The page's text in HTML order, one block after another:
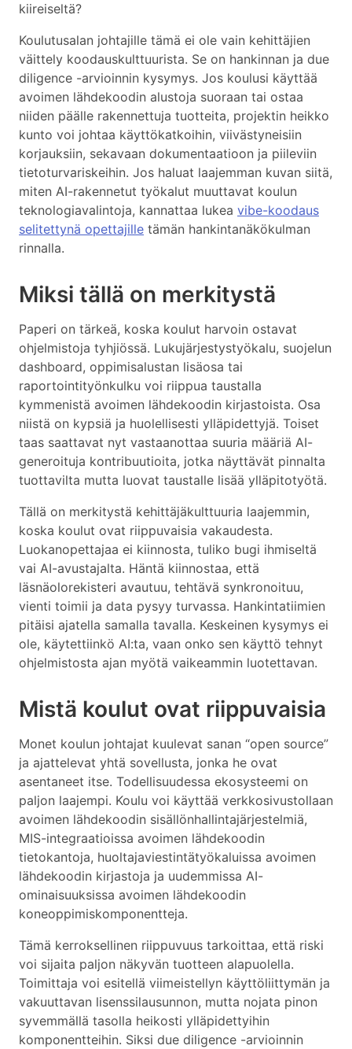
kiireiseltä?
Koulutusalan johtajille tämä ei ole vain kehittäjien
väittely koodauskulttuurista. Se on hankinnan ja due
diligence -arvioinnin kysymys. Jos koulusi käyttää
avoimen lähdekoodin alustoja suoraan tai ostaa
niiden päälle rakennettuja tuotteita, projektin heikko
kunto voi johtaa käyttökatkoihin, viivästyneisiin
korjauksiin, sekavaan dokumentaatioon ja piileviin
tietoturvariskeihin. Jos haluat laajemman kuvan siitä,
miten AI-rakennetut työkalut muuttavat koulun
teknologiavalintoja, kannattaa lukea vibe-koodaus
selitettynä opettajille tämän hankintanäkökulman
rinnalla.
Miksi tällä on merkitystä
Paperi on tärkeä, koska koulut harvoin ostavat
ohjelmistoja tyhjiössä. Lukujärjestystyökalu, suojelun
dashboard, oppimisalustan lisäosa tai
raportointityönkulku voi riippua taustalla
kymmenistä avoimen lähdekoodin kirjastoista. Osa
niistä on kypsiä ja huolellisesti ylläpidettyjä. Toiset
taas saattavat nyt vastaanottaa suuria määriä AI-
generoituja kontribuutioita, jotka näyttävät pinnalta
tuottavilta mutta luovat taustalle lisää ylläpitotyötä.
Tällä on merkitystä kehittäjäkulttuuria laajemmin,
koska koulut ovat riippuvaisia vakaudesta.
Luokanopettajaa ei kiinnosta, tuliko bugi ihmiseltä
vai AI-avustajalta. Häntä kiinnostaa, että
läsnäolorekisteri avautuu, tehtävä synkronoituu,
vienti toimii ja data pysyy turvassa. Hankintatiimien
pitäisi ajatella samalla tavalla. Keskeinen kysymys ei
ole, käytettiinkö AI:ta, vaan onko sen käyttö tehnyt
ohjelmistosta ajan myötä vaikeammin luotettavan.
Mistä koulut ovat riippuvaisia
Monet koulun johtajat kuulevat sanan “open source”
ja ajattelevat yhtä sovellusta, jonka he ovat
asentaneet itse. Todellisuudessa ekosysteemi on
paljon laajempi. Koulu voi käyttää verkkosivustollaan
avoimen lähdekoodin sisällönhallintajärjestelmiä,
MIS-integraatioissa avoimen lähdekoodin
tietokantoja, huoltajaviestintätyökaluissa avoimen
lähdekoodin kirjastoja ja uudemmissa AI-
ominaisuuksissa avoimen lähdekoodin
koneoppimiskomponentteja.
Tämä kerroksellinen riippuvuus tarkoittaa, että riski
voi sijaita paljon näkyvän tuotteen alapuolella.
Toimittaja voi esitellä viimeistellyn käyttöliittymän ja
vakuuttavan lisenssilausunnon, mutta nojata pinon
syvemmällä tasolla heikosti ylläpidettyihin
komponentteihin. Siksi due diligence -arvioinnin